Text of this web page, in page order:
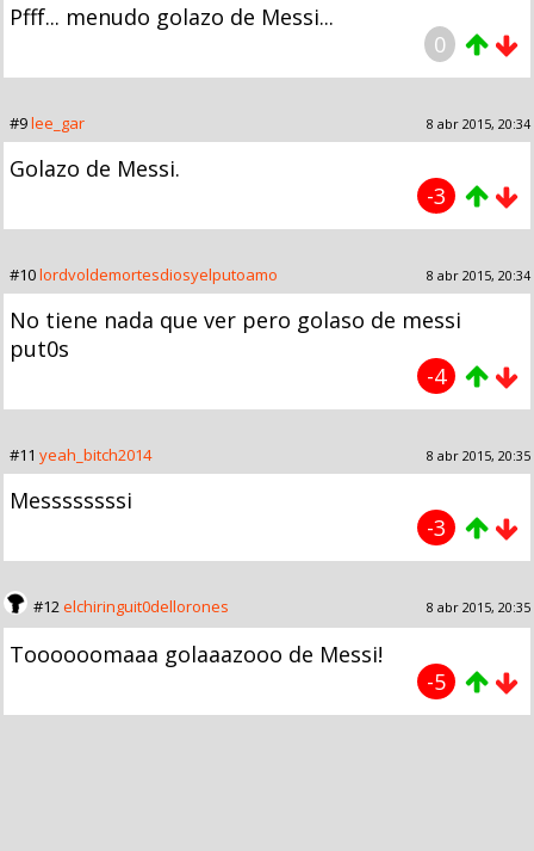
Pfff... menudo golazo de Messi...
0
#9lee_gar 8 abr 2015, 20:34
Golazo de Messi.
-3
#10lordvoldemortesdiosyelputoamo 8 abr 2015, 20:34
No tiene nada que ver pero golaso de messi
put0s
-4
#11 yeah_bitch2014 8 abr 2015, 20:35
Messssssssi
-3
#12elchiringuit0dellorones 8 abr 2015, 20:35
Toooooomaaa golaaazooo de Messi!
-5